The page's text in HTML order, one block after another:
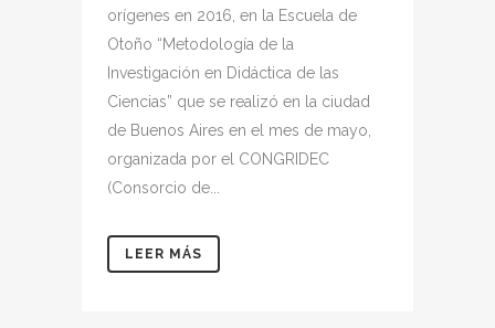
orígenes en 2016, en la Escuela de
Otoño “Metodología de la
Investigación en Didáctica de las
Ciencias” que se realizó en la ciudad
de Buenos Aires en el mes de mayo,
organizada por el CONGRIDEC
(Consorcio de...
LEER MÁS